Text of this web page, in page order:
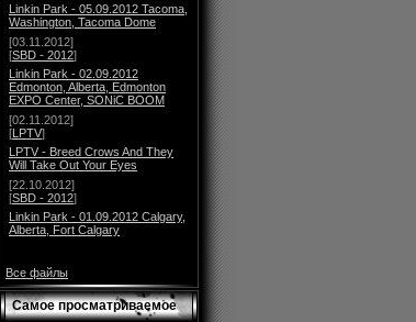
Linkin Park - 05.09.2012 Tacoma,
Washington, Tacoma Dome
[03.11.2012]
[SBD - 2012]
Linkin Park - 02.09.2012
Edmonton, Alberta, Edmonton
EXPO Center, SONiC BOOM
[02.11.2012]
[LPTV]
LPTV - Breed Crows And They
Will Take Out Your Eyes
[22.10.2012]
[SBD - 2012]
Linkin Park - 01.09.2012 Calgary,
Alberta, Fort Calgary
Все файлы
Самое просматриваемое